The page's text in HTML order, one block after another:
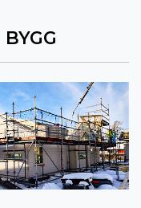
BYGG